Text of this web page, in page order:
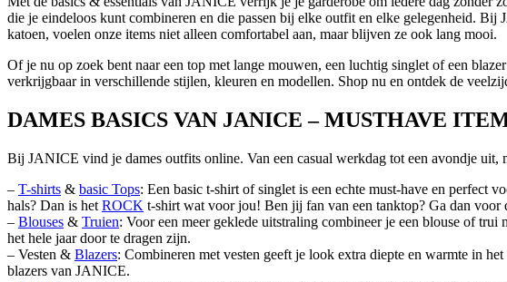
die je eindeloos kunt combineren en die passen bij elke outfit en elke gelegenheid.
katoen, voelen onze items niet alleen comfortabel aan, maar blijven ze ook lang mooi.
Of je nu op zoek bent naar een top met lange mouwen, een luchtig singlet of een
verkrijgbaar in verschillende stijlen, kleuren en modellen. Shop nu en ontdek de
DAMES BASICS VAN JANICE – MUSTHAVE
Bij JANICE vind je dames outfits online. Van een casual werkdag tot een avondje
– T-shirts & basic Tops: Een basic t-shirt of singlet is een echte must-have en perfect
hals? Dan is het ROCK t-shirt wat voor jou! Ben jij fan van een tanktop? Ga dan voor
– Blouses & Truien: Voor een meer geklede uitstraling combineer je een blouse of
het hele jaar door te dragen zijn.
– Vesten & Blazers: Combineren met vesten geeft je look extra diepte en warmte in
blazers van JANICE.